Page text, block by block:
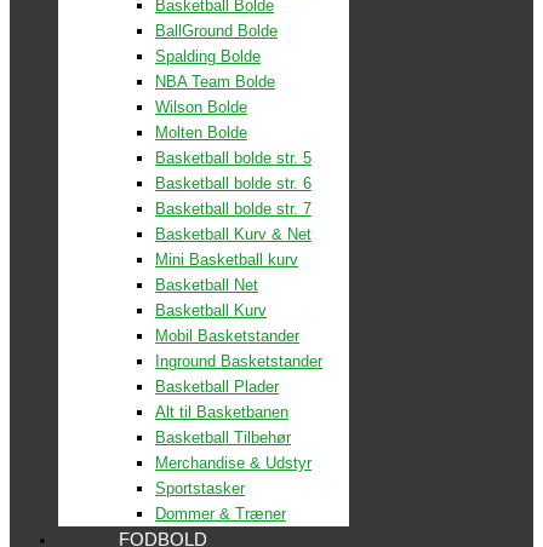
Basketball Bolde
BallGround Bolde
Spalding Bolde
NBA Team Bolde
Wilson Bolde
Molten Bolde
Basketball bolde str. 5
Basketball bolde str. 6
Basketball bolde str. 7
Basketball Kurv & Net
Mini Basketball kurv
Basketball Net
Basketball Kurv
Mobil Basketstander
Inground Basketstander
Basketball Plader
Alt til Basketbanen
Basketball Tilbehør
Merchandise & Udstyr
Sportstasker
Dommer & Træner
FODBOLD